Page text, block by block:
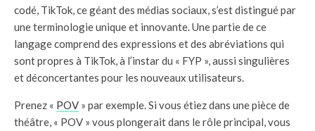
codé, TikTok, ce géant des médias sociaux, s’est distingué par
une terminologie unique et innovante. Une partie de ce
langage comprend des expressions et des abréviations qui
sont propres à TikTok, à l’instar du « FYP », aussi singulières
et déconcertantes pour les nouveaux utilisateurs.
Prenez « POV » par exemple. Si vous étiez dans une pièce de
théâtre, « POV » vous plongerait dans le rôle principal, vous